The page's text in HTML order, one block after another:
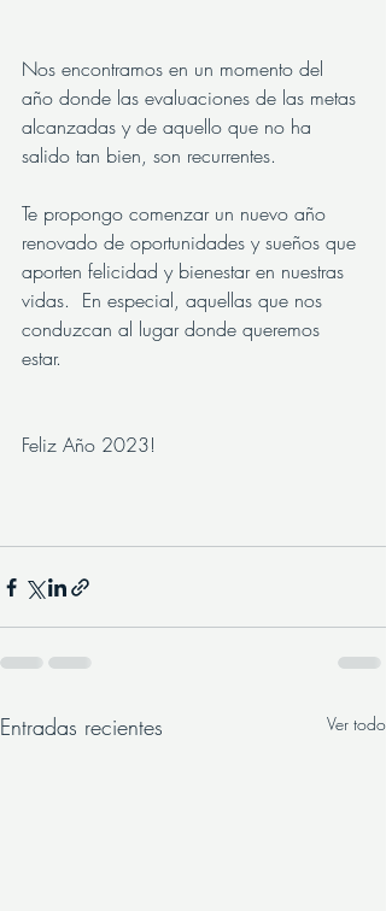
Nos encontramos en un momento del
año donde las evaluaciones de las metas
alcanzadas y de aquello que no ha
salido tan bien, son recurrentes.
Te propongo comenzar un nuevo año
renovado de oportunidades y sueños que
aporten felicidad y bienestar en nuestras
vidas.  En especial, aquellas que nos
conduzcan al lugar donde queremos
estar.
Feliz Año 2023!
Entradas recientes Ver todo